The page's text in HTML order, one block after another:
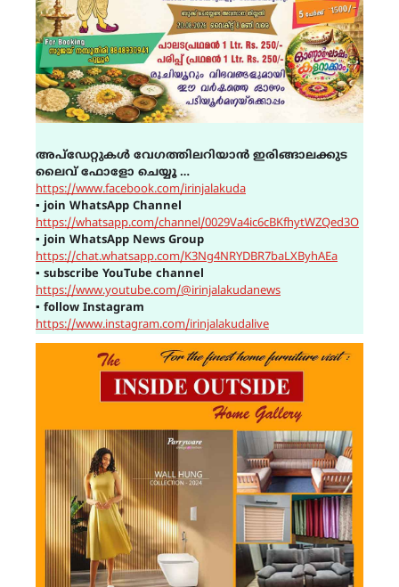
അപ്ഡേറ്റുകൾ വേഗത്തിലറിയാൻ ഇരിങ്ങാലക്കുട
ലൈവ് ഫോളോ ചെയ്യൂ …
https://www.facebook.com/irinjalakuda
▪ join WhatsApp Channel
https://whatsapp.com/channel/0029Va4ic6cBKfhytWZQed3O
▪ join WhatsApp News Group
https://chat.whatsapp.com/K3Ng4NRYDBR7baLXByhAEa
▪ subscribe YouTube channel
https://www.youtube.com/@irinjalakudanews
▪ follow Instagram
https://www.instagram.com/irinjalakudalive